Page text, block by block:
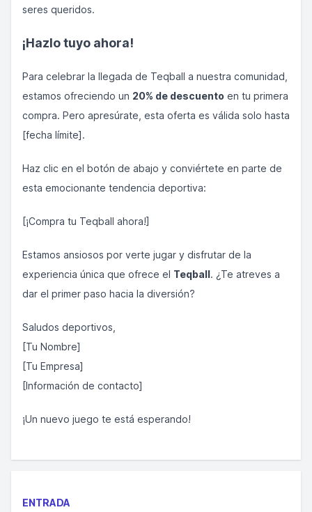
seres queridos.
¡Hazlo tuyo ahora!
Para celebrar la llegada de Teqball a nuestra comunidad,
estamos ofreciendo un 20% de descuento en tu primera
compra. Pero apresúrate, esta oferta es válida solo hasta
[fecha límite].
Haz clic en el botón de abajo y conviértete en parte de
esta emocionante tendencia deportiva:
[¡Compra tu Teqball ahora!]
Estamos ansiosos por verte jugar y disfrutar de la
experiencia única que ofrece el Teqball. ¿Te atreves a
dar el primer paso hacia la diversión?
Saludos deportivos,
[Tu Nombre]
[Tu Empresa]
[Información de contacto]
¡Un nuevo juego te está esperando!
ENTRADA